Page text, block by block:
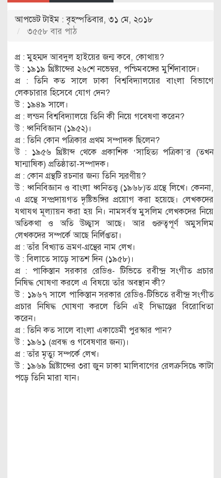
আপডেট টাইম : বৃহস্পতিবার, ৩১ মে, ২০১৮
৩৫৫৮ বার পাঠ
প্র : মুহম্মদ আবদুল হাইয়ের জন্ম কবে, কোথায়?
উ : ১৯১৯ খ্রিষ্টাব্দের ২৬শে নভেম্বর, পশ্চিমবঙ্গের মুর্শিদাবাদে।
প্র : তিনি কত সালে ঢাকা বিশ্ববিদ্যালয়ের বাংলা বিভাগে
লেকচারার হিসেবে যোগ দেন?
উ : ১৯৪৯ সালে।
প্র : লন্ডন বিশ্ববিদ্যালয়ে তিনি কী নিয়ে গবেষণা করেন?
উ : ধ্বনিবিজ্ঞান (১৯৫২)।
প্র : তিনি কোন পত্রিকার প্রথম সম্পাদক ছিলেন?
উ : ১৯৫৬ খ্রিষ্টাব্দ থেকে প্রকাশিক ‘সাহিত্য পত্রিকা’র (তখন
ষান্মাষিক) প্রতিষ্ঠাতা-সম্পাদক।
প্র : কোন গ্রন্থটি রচনার জন্য তিনি স্মরণীয়?
উ : ধ্বনিবিজ্ঞান ও বাংলা ধ্বনিতত্ত্ব (১৯৬৮)ত গ্রন্থে লিখে। কেননা,
এ গ্রন্থে সম্প্রদায়গত দৃষ্টিভঙ্গির প্রয়োগ করা হয়েছে। লেখকদের
যথাযথ মূল্যায়ন করা হয় নি। নামসর্বস্ব মুসলিম লেখকদের নিয়ে
অতিকথা ও অতি উচ্ছ্বাস আছে। আর গুরুত্বপূর্ণ অমুসলিম
লেখকদের সম্পর্কে আছে নির্লিপ্ততা।
প্র : তাঁর বিখ্যাত ভ্রমণ-গ্রন্থের নাম লেখ।
উ : বিলাতে সাড়ে সাতশ দিন (১৯৫৮)।
প্র : পাকিস্তান সরকার রেডিও- টিভিতে রবীন্দ্র সংগীত প্রচার
নিষিদ্ধ ঘোষণা করলে এ বিষয়ে তাঁর অবস্থান কী?
উ : ১৯৬৭ সালে পাকিস্তান সরকার রেডিও-টিভিতে রবীন্দ্র সংগীত
প্রচার নিষিদ্ধ ঘোষণা করলে তিনি এই সিদ্ধান্তের বিরোধিতা
করেন।
প্র : তিনি কত সালে বাংলা একাডেমী পুরস্কার পান?
উ : ১৯৬১ (প্রবন্ধ ও গবেষণার জন্য)।
প্র : তাঁর মৃত্যু সম্পর্কে লেখ।
উ : ১৯৬৯ খ্রিষ্টাব্দের ৩রা জুন ঢাকা মালিবাগের রেলক্রসিঙে কাটা
পড়ে তিনি মারা যান।